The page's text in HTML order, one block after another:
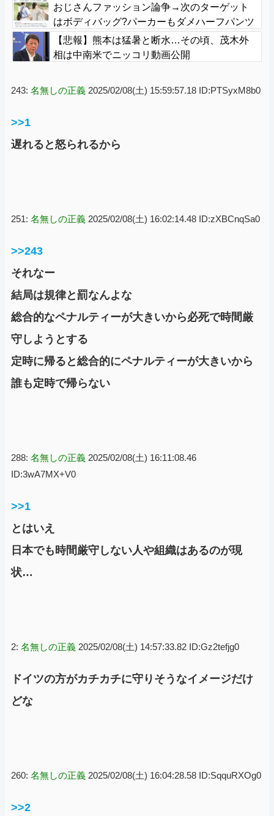
おじさんファッション論争→次のターゲット
はボディバッグ?パーカーもダメハーフパンツ
もダメ悲鳴も
【悲報】熊本は猛暑と断水…その頃、茂木外
相は中南米でニッコリ動画公開
243: 名無しの正義 2025/02/08(土) 15:59:57.18 ID:PTSyxM8b0
>>1
遅れると怒られるから
251: 名無しの正義 2025/02/08(土) 16:02:14.48 ID:zXBCnqSa0
>>243
それなー
結局は規律と罰なんよな
総合的なペナルティーが大きいから必死で時間厳
守しようとする
定時に帰ると総合的にペナルティーが大きいから
誰も定時で帰らない
288: 名無しの正義 2025/02/08(土) 16:11:08.46
ID:3wA7MX+V0
>>1
とはいえ
日本でも時間厳守しない人や組織はあるのが現
状…
2: 名無しの正義 2025/02/08(土) 14:57:33.82 ID:Gz2tefjg0
ドイツの方がカチカチに守りそうなイメージだけ
どな
260: 名無しの正義 2025/02/08(土) 16:04:28.58 ID:SqquRXOg0
>>2